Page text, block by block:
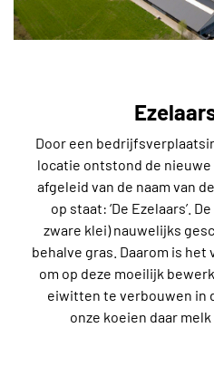
Door een
locatie ontstond de nieuwe
afgeleid van de naam van
op staat: ‘De Ezelaars’.
zware klei) nauwelijks
behalve gras. Daarom is
om op deze moeilijk
eiwitten te verbouwen in
onze koeien daar